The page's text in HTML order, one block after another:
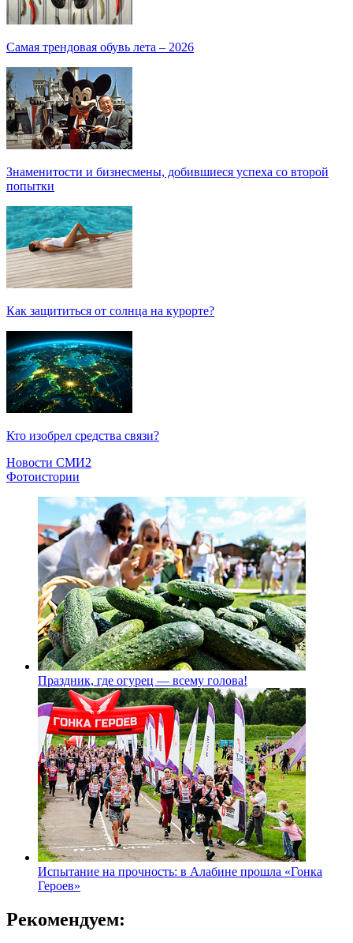
Самая трендовая обувь лета – 2026
Знаменитости и бизнесмены, добившиеся успеха со второй
попытки
Как защититься от солнца на курорте?
Кто изобрел средства связи?
Новости СМИ2
Фотоистории
Праздник, где огурец — всему голова!
Испытание на прочность: в Алабине прошла «Гонка
Героев»
Рекомендуем: